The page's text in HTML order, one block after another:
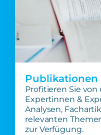
Publikationen
Profitieren Sie von
Expertinnen &
Analysen,
relevanten
zur Verfügung.